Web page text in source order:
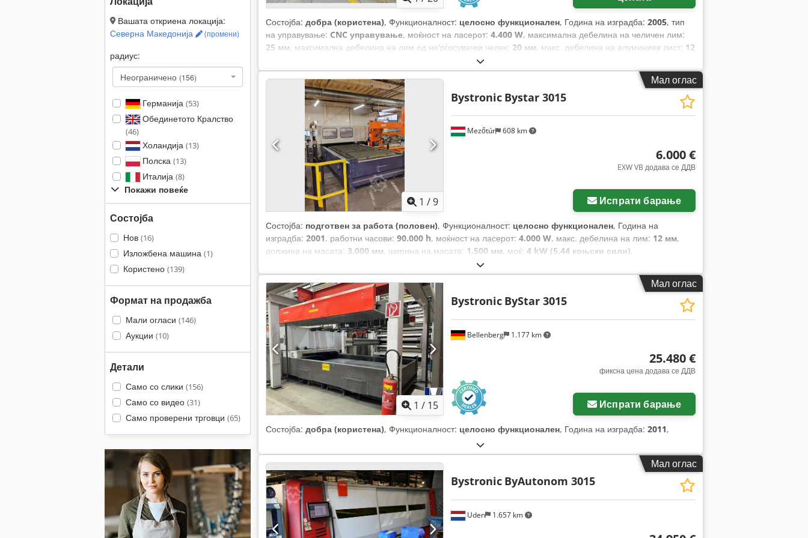
Вашата откриена локација:
Северна Македонија
(промени)
радиус:
Неограничено (156)
Германија (53)
Обединетото Кралство
(46)
Холандија (13)
Полска (13)
Италија (8)
Покажи повеќе
Состојба
Нов (16)
Изложбена машина (1)
Користено (139)
Формат на продажба
Мали огласи (146)
Аукции (10)
Детали
Само со слики (156)
Само со видео (31)
Само проверени трговци (65)
Состојба: добра (користена), Функционалност: целосно функционален, Година на изградба: 2005, тип
на управување: CNC управување, моќност на ласерот: 4.400 W, максимална дебелина на челичен лим:
25 мм, максимална дебелина на лим од не'рѓосувачки челик: 20 мм, макс. дебелина на алуминиев лист: 12
Мал оглас
1 /9
Mezőtúr 608 km
Bystronic Bystar 3015
6.000 €
EXW VB додава се ДДВ
Испрати барање
Состојба: подготвен за работа (половен), Функционалност: целосно функционален, Година на
изградба: 2001, работни часови: 90.000 h, моќност на ласерот: 4.000 W, макс. дебелина на лим: 12 мм,
должина на масата: 3.000 мм, ширина на масата: 1.500 мм, моќ: 4 kW (5,44 коњски сили),
Мал оглас
1 / 15
Bellenberg 1.177 km
Bystronic ByStar 3015
25.480 €
фиксна цена додава се ДДВ
Испрати барање
Состојба: добра (користена), Функционалност: целосно функционален, Година на изградба: 2011,
Мал оглас
Uden 1.657 km
Bystronic ByAutonom 3015